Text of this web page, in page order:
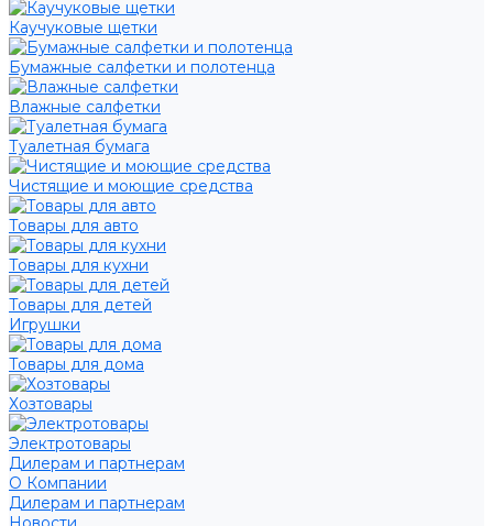
Каучуковые щетки
Бумажные салфетки и полотенца
Влажные салфетки
Туалетная бумага
Чистящие и моющие средства
Товары для авто
Товары для кухни
Товары для детей
Игрушки
Товары для дома
Хозтовары
Электротовары
Дилерам и партнерам
О Компании
Дилерам и партнерам